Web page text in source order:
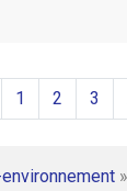
1 2 3
»